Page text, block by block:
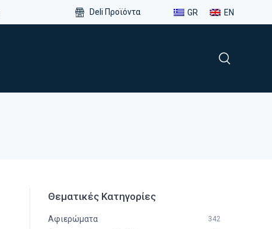
Deli Προϊόντα GR EN
Θεματικές Κατηγορίες
Αφιερώματα 342